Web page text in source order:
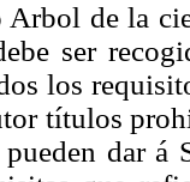
de la
ser
los
títulos
dar á